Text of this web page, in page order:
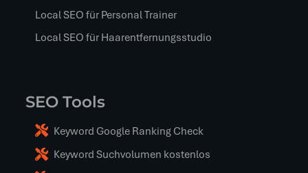
Local SEO für Personal Trainer
Local SEO für Haarentfernungsstudio
SEO Tools
Keyword Google Ranking Check
Keyword Suchvolumen kostenlos